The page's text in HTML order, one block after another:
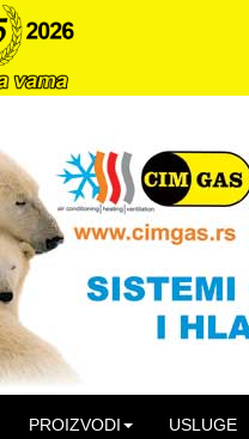
PROIZVODI USLUGE